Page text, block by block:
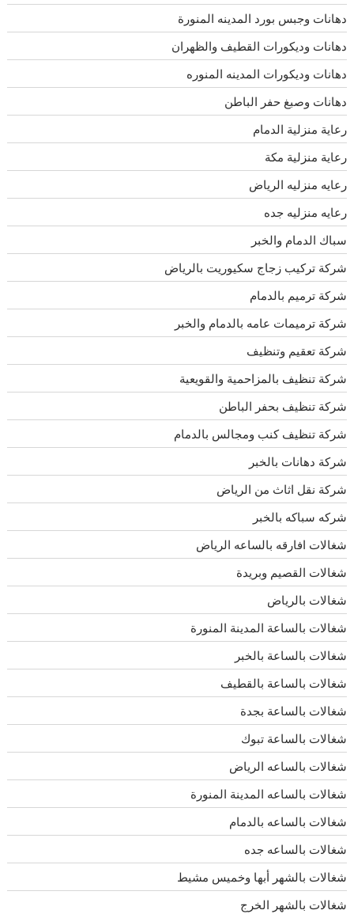
دهانات وجبس بورد المدينه المنورة
دهانات وديكورات القطيف والظهران
دهانات وديكورات المدينه المنوره
دهانات وصبغ حفر الباطن
رعاية منزلية الدمام
رعاية منزلية مكة
رعايه منزليه الرياض
رعايه منزليه جده
سباك الدمام والخبر
شركة تركيب زجاج سكيوريت بالرياض
شركة ترميم بالدمام
شركة ترميمات عامه بالدمام والخبر
شركة تعقيم وتنظيف
شركة تنظيف بالمزاحمية والقويعية
شركة تنظيف بحفر الباطن
شركة تنظيف كنب ومجالس بالدمام
شركة دهانات بالخبر
شركة نقل اثاث من الرياض
شركه سباكه بالخبر
شغالات افارقه بالساعه الرياض
شغالات القصيم وبريدة
شغالات بالرياض
شغالات بالساعة المدينة المنورة
شغالات بالساعة بالخبر
شغالات بالساعة بالقطيف
شغالات بالساعة بجدة
شغالات بالساعة تبوك
شغالات بالساعه الرياض
شغالات بالساعه المدينة المنورة
شغالات بالساعه بالدمام
شغالات بالساعه جده
شغالات بالشهر أبها وخميس مشيط
شغالات بالشهر الخرج